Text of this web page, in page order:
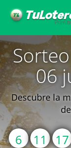
06
Descubre la
6 11 17